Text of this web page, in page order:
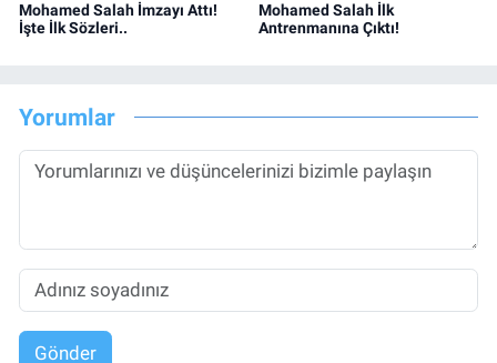
Mohamed Salah İmzayı Attı!
İşte İlk Sözleri..
Mohamed Salah İlk
Antrenmanına Çıktı!
Yorumlar
Gönder